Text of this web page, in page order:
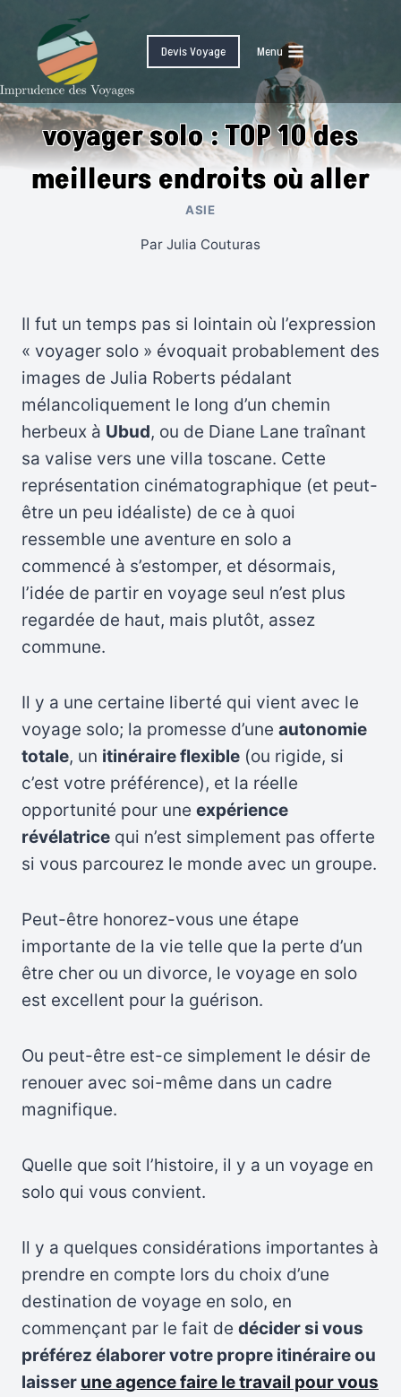
content
Devis Voyage Menu
voyager solo : TOP 10 des
meilleurs endroits où aller
ASIE
Par Julia Couturas
Il fut un temps pas si lointain où l’expression
« voyager solo » évoquait probablement des
images de Julia Roberts pédalant
mélancoliquement le long d’un chemin
herbeux à Ubud, ou de Diane Lane traînant
sa valise vers une villa toscane. Cette
représentation cinématographique (et peut-
être un peu idéaliste) de ce à quoi
ressemble une aventure en solo a
commencé à s’estomper, et désormais,
l’idée de partir en voyage seul n’est plus
regardée de haut, mais plutôt, assez
commune.
Il y a une certaine liberté qui vient avec le
voyage solo; la promesse d’une autonomie
totale, un itinéraire flexible (ou rigide, si
c’est votre préférence), et la réelle
opportunité pour une expérience
révélatrice qui n’est simplement pas offerte
si vous parcourez le monde avec un groupe.
Peut-être honorez-vous une étape
importante de la vie telle que la perte d’un
être cher ou un divorce, le voyage en solo
est excellent pour la guérison.
Ou peut-être est-ce simplement le désir de
renouer avec soi-même dans un cadre
magnifique.
Quelle que soit l’histoire, il y a un voyage en
solo qui vous convient.
Il y a quelques considérations importantes à
prendre en compte lors du choix d’une
destination de voyage en solo, en
commençant par le fait de décider si vous
préférez élaborer votre propre itinéraire ou
laisser une agence faire le travail pour vous